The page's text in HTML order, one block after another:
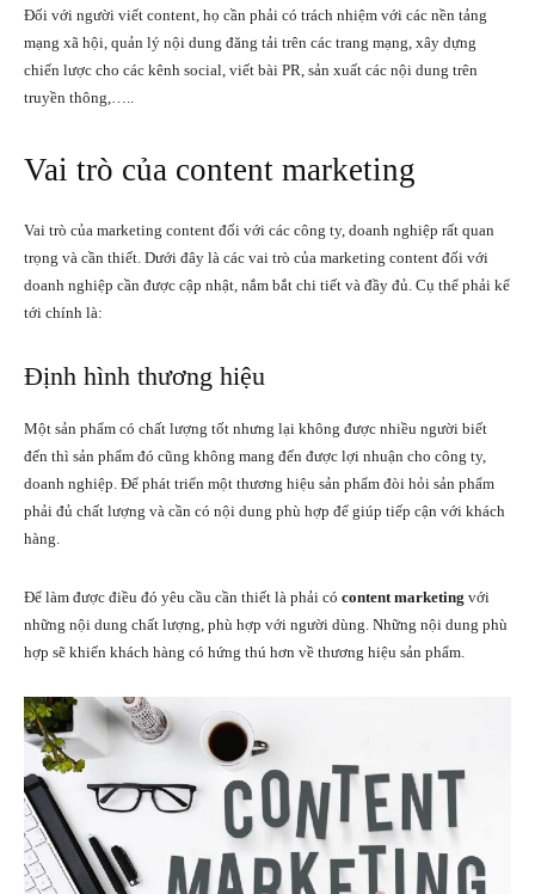
Đối với người viết content, họ cần phải có trách nhiệm với các nền tảng
mạng xã hội, quản lý nội dung đăng tải trên các trang mạng, xây dựng
chiến lược cho các kênh social, viết bài PR, sản xuất các nội dung trên
truyền thông,…..
Vai trò của content marketing
Vai trò của marketing content đối với các công ty, doanh nghiệp rất quan
trọng và cần thiết. Dưới đây là các vai trò của marketing content đối với
doanh nghiệp cần được cập nhật, nắm bắt chi tiết và đầy đủ. Cụ thể phải kể
tới chính là:
Định hình thương hiệu
Một sản phẩm có chất lượng tốt nhưng lại không được nhiều người biết
đến thì sản phẩm đó cũng không mang đến được lợi nhuận cho công ty,
doanh nghiệp. Để phát triển một thương hiệu sản phẩm đòi hỏi sản phẩm
phải đủ chất lượng và cần có nội dung phù hợp để giúp tiếp cận với khách
hàng.
Để làm được điều đó yêu cầu cần thiết là phải có content marketing với
những nội dung chất lượng, phù hợp với người dùng. Những nội dung phù
hợp sẽ khiến khách hàng có hứng thú hơn về thương hiệu sản phẩm.